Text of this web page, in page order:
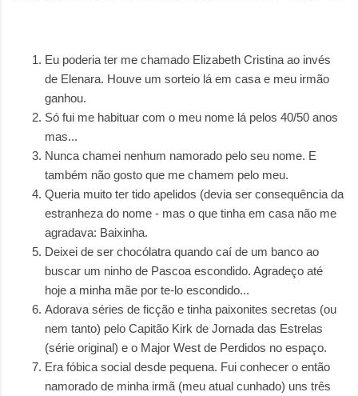
Eu poderia ter me chamado Elizabeth Cristina ao invés
de Elenara. Houve um sorteio lá em casa e meu irmão
ganhou.
Só fui me habituar com o meu nome lá pelos 40/50 anos
mas...
Nunca chamei nenhum namorado pelo seu nome. E
também não gosto que me chamem pelo meu.
Queria muito ter tido apelidos (devia ser consequência da
estranheza do nome - mas o que tinha em casa não me
agradava: Baixinha.
Deixei de ser chocólatra quando caí de um banco ao
buscar um ninho de Pascoa escondido. Agradeço até
hoje a minha mãe por te-lo escondido...
Adorava séries de ficção e tinha paixonites secretas (ou
nem tanto) pelo Capitão Kirk de Jornada das Estrelas
(série original) e o Major West de Perdidos no espaço.
Era fóbica social desde pequena. Fui conhecer o então
namorado de minha irmã (meu atual cunhado) uns três